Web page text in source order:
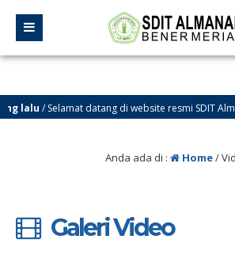
lalu/ Selamat datang di website resmi SDIT
Meriah
Anda ada di : Home/
Galeri Video